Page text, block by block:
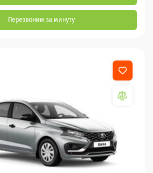
Перезвоним за минуту